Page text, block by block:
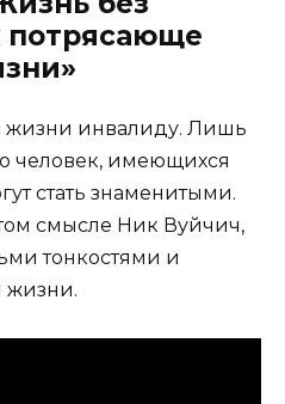
потрясающе
жизни инвалиду. Лишь
человек, имеющихся
стать знаменитыми.
смысле Ник Вуйчич,
тонкостями и
жизни.